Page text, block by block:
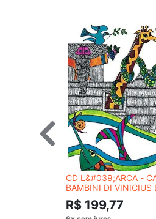
CD L&#039;ARCA -
BAMBINI DI VINICIUS
R$ 199,77